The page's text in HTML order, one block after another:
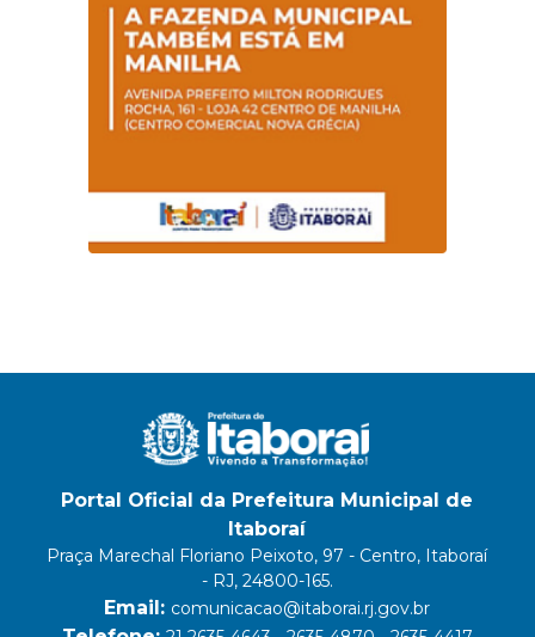
Portal Oficial da Prefeitura Municipal de
Itaboraí
Praça Marechal Floriano Peixoto, 97 - Centro, Itaboraí
- RJ, 24800-165.
Email: comunicacao@itaborai.rj.gov.br